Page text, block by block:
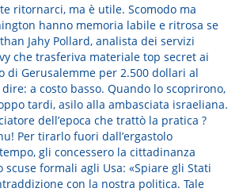
ritornarci, ma è utile. Scomodo ma
hanno memoria labile e ritrosa se
Jahy Pollard, analista dei servizi
che trasferiva materiale top secret ai
di Gerusalemme per 2.500 dollari al
a costo basso. Quando lo scoprirono,
tardi, asilo alla ambasciata israeliana.
dell’epoca che trattò la pratica ?
Per tirarlo fuori dall’ergastolo
gli concessero la cittadinanza
formali agli Usa: «Spiare gli Stati
con la nostra politica. Tale